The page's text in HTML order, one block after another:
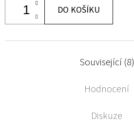
DO KOŠÍKU
Související (8)
Hodnocení
Diskuze